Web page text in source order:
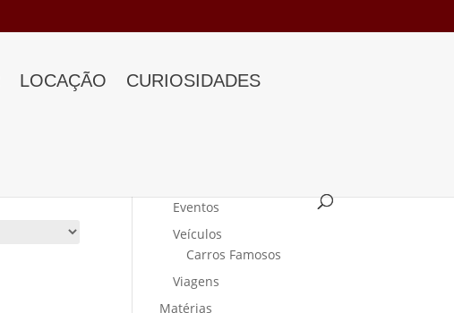
LOCAÇÃO CURIOSIDADES
Eventos
Veículos
Carros Famosos
Viagens
Matérias